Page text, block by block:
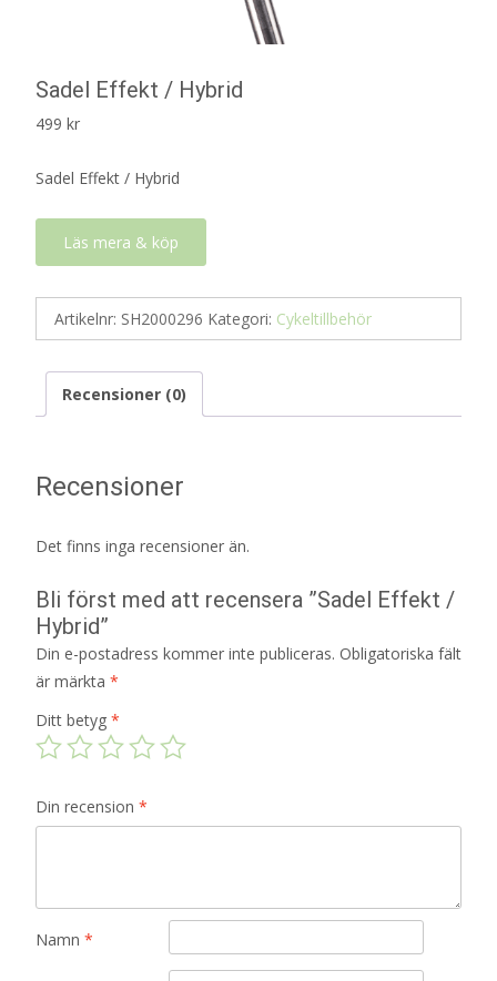
Sadel Effekt / Hybrid
499 kr
Sadel Effekt / Hybrid
Läs mera & köp
Artikelnr: SH2000296 Kategori: Cykeltillbehör
Recensioner (0)
Recensioner
Det finns inga recensioner än.
Bli först med att recensera ”Sadel Effekt /
Hybrid”
Din e-postadress kommer inte publiceras. Obligatoriska fält
är märkta *
Ditt betyg *
Din recension *
Namn *